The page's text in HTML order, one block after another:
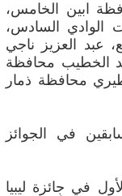
ابين الخامس،
السادس،
عبد العزيز ناجي
الخطيب محافظة
محافظة ذمار
في الجوائز
في جائزة ليبيا